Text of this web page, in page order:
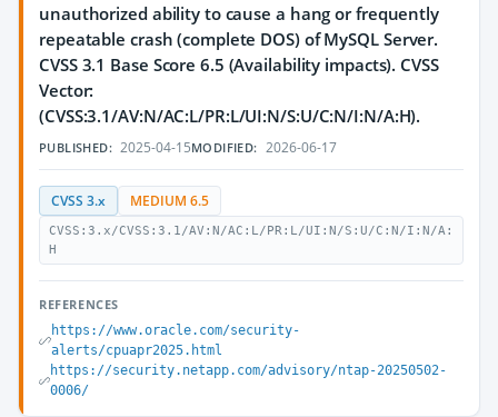
unauthorized ability to cause a hang or frequently
repeatable crash (complete DOS) of MySQL Server.
CVSS 3.1 Base Score 6.5 (Availability impacts). CVSS
Vector:
(CVSS:3.1/AV:N/AC:L/PR:L/UI:N/S:U/C:N/I:N/A:H).
PUBLISHED: 2025-04-15MODIFIED: 2026-06-17
CVSS 3.x MEDIUM 6.5
CVSS:3.x/CVSS:3.1/AV:N/AC:L/PR:L/UI:N/S:U/C:N/I:N/A:
H
REFERENCES
https://www.oracle.com/security-
alerts/cpuapr2025.html
https://security.netapp.com/advisory/ntap-20250502-
0006/